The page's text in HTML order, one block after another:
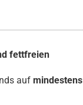
fettfreien
auf mindestens